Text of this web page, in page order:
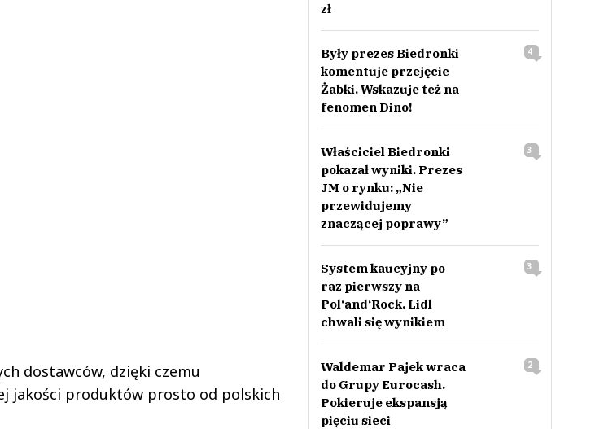
dostawców, dzięki czemu
jakości produktów prosto od polskich
zł
Były prezes Biedronki
komentuje przejęcie
Żabki. Wskazuje też na
fenomen Dino!
4
Właściciel Biedronki
pokazał wyniki. Prezes
JM o rynku: „Nie
przewidujemy
znaczącej poprawy”
3
System kaucyjny po
raz pierwszy na
Pol‘and‘Rock. Lidl
chwali się wynikiem
3
Waldemar Pajek wraca
do Grupy Eurocash.
Pokieruje ekspansją
pięciu sieci
2